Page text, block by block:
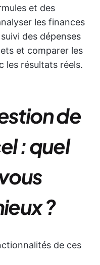
et des
les finances
des dépenses
et comparer les
les résultats réels.
de
: quel
?
de ces